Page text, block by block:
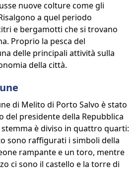
nuove colture come gli
a quel periodo
e bergamotti che si trovano
Proprio la pesca del
delle principali attività sulla
della città.
di Melito di Porto Salvo è stato
del presidente della Repubblica
stemma è diviso in quattro quarti:
sono raffigurati i simboli della
rampante e un toro, mentre
ci sono il castello e la torre di